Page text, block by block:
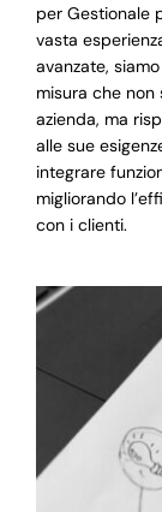
per Gestionale
vasta
avanzate,
misura che non
azienda, ma
alle sue
integrare
migliorando
con i clienti.